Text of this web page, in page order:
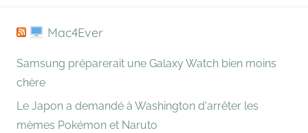
Mac4Ever
Samsung préparerait une Galaxy Watch bien moins
chère
Le Japon a demandé à Washington d'arrêter les
mèmes Pokémon et Naruto